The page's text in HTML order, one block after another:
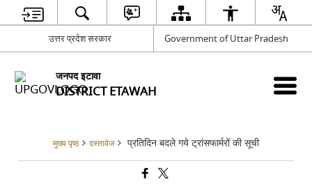
उत्तर प्रदेश सरकार Government of Uttar Pradesh
जनपद इटावा
DISTRICT ETAWAH
मुख्य पृष्ठ दस्तावेज प्रतिदिन बदले गये ट्रांसफार्मरों की सूची